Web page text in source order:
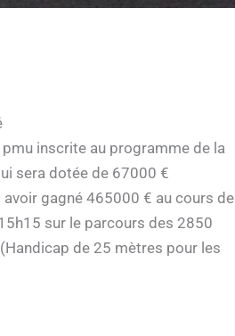
inscrite au programme de la
sera dotée de 67000 €
avoir gagné 465000 € au cours de
sur le parcours des 2850
de 25 mètres pour les